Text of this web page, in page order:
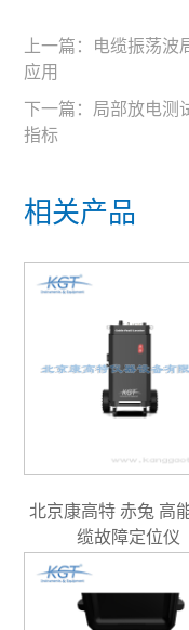
上一篇： 电缆振荡波
应用
下一篇： 局部放电测
指标
相关产品
北京康高特 赤兔 高
缆故障定位仪